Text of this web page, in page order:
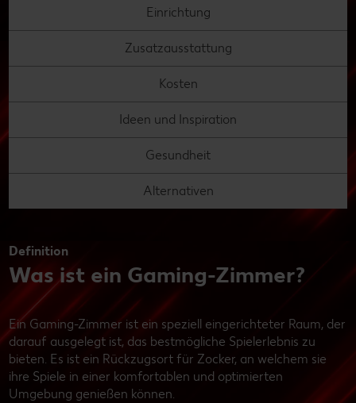
Einrichtung
Zusatzausstattung
Kosten
Ideen und Inspiration
Gesundheit
Alternativen
Definition
Was ist ein Gaming-Zimmer?
Ein Gaming-Zimmer ist ein speziell eingerichteter Raum, der
darauf ausgelegt ist, das bestmögliche Spielerlebnis zu
bieten. Es ist ein Rückzugsort für Zocker, an welchem sie
ihre Spiele in einer komfortablen und optimierten
Umgebung genießen können.